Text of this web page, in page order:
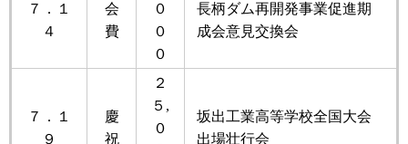
７．１
４
会
費
０
０
０
長柄ダム再開発事業促進期
成会意見交換会
７．１
９
慶
祝
２
５,
０
坂出工業高等学校全国大会
出場壮行会